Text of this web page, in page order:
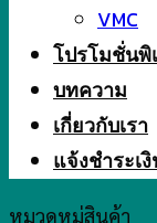
VMC
โปรโมชั่นพิ
บทความ
เกี่ยวกับเรา
แจ้งชำระเ
หมวดหมู่สินค้า